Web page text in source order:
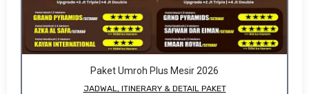
Paket Umroh Plus Mesir 2026
JADWAL, ITINERARY & DETAIL PAKET